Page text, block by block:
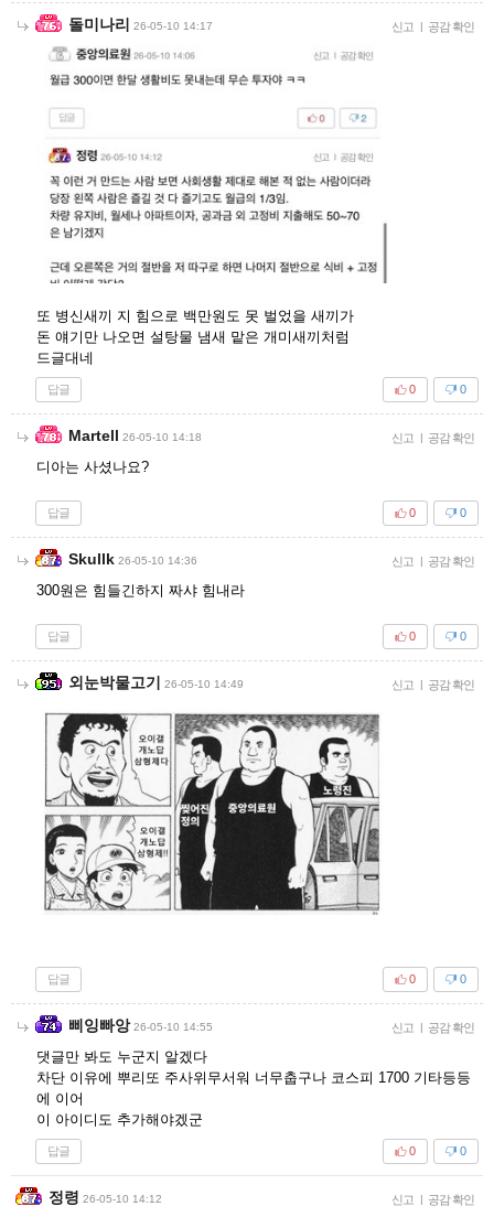
돌미나리 26-05-10 14:17 신고 | 공감 확인
또 병신새끼 지 힘으로 백만원도 못 벌었을 새끼가
돈 얘기만 나오면 설탕물 냄새 맡은 개미새끼처럼
드글대네
답글 0
0
Martell 26-05-10 14:18 신고 | 공감 확인
디아는 사셨나요?
답글 0
0
Skullk 26-05-10 14:36 신고 | 공감 확인
300원은 힘들긴하지 짜샤 힘내라
답글 0
0
외눈박물고기 26-05-10 14:49 신고 | 공감 확인
답글 0
0
삐잉빠앙 26-05-10 14:55 신고 | 공감 확인
댓글만 봐도 누군지 알겠다
차단 이유에 뿌리또 주사위무서워 너무춥구나 코스피 1700 기타등등
에 이어
이 아이디도 추가해야겠군
답글 0
0
정령 26-05-10 14:12 신고 | 공감 확인